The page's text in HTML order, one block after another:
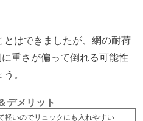
はできましたが、網の耐荷
重さが偏って倒れる可能性
。
デメリット
軽いのでリュックにも入れやすい